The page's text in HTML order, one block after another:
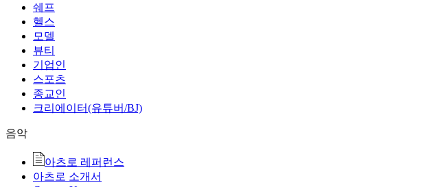
쉐프
헬스
모델
뷰티
기업인
스포츠
종교인
크리에이터(유튜버/BJ)
음악
아츠로 레퍼런스
아츠로 소개서